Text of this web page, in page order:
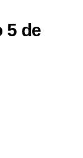
5 de